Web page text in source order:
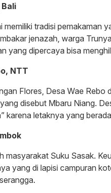
memiliki tradisi pemakaman
jenazah, warga
yang dipercaya bisa
NTT
Flores, Desa Wae Rebo
disebut Mbaru Niang.
karena letaknya yang
masyarakat Suku Sasak.
yang di lapisi campuran